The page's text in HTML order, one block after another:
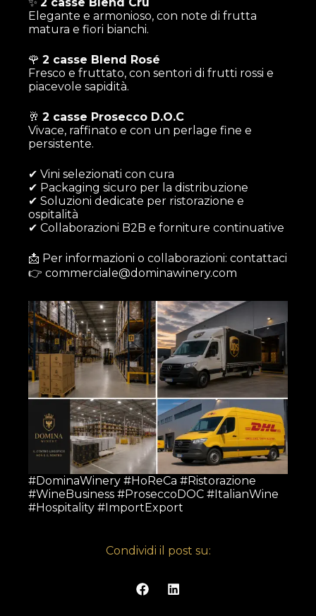
✨ 2 casse Blend Cru
Elegante e armonioso, con note di frutta
matura e fiori bianchi.
🌹2 casse Blend Rosé
Fresco e fruttato, con sentori di frutti rossi e
piacevole sapidità.
🥂2 casse Prosecco D.O.C
Vivace, raffinato e con un perlage fine e
persistente.
✔ Vini selezionati con cura
✔ Packaging sicuro per la distribuzione
✔ Soluzioni dedicate per ristorazione e
ospitalità
✔ Collaborazioni B2B e forniture continuative
📩 Per informazioni o collaborazioni: contattaci
👉 commerciale@dominawinery.com
#DominaWinery #HoReCa #Ristorazione
#WineBusiness #ProseccoDOC #ItalianWine
#Hospitality #ImportExport
Condividi il post su: